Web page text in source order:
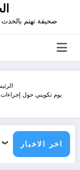
صحيفة تهتم بالحدث
يوم تكويني حول
اخر الاخبار
أهملها أصحاب الاختصاص